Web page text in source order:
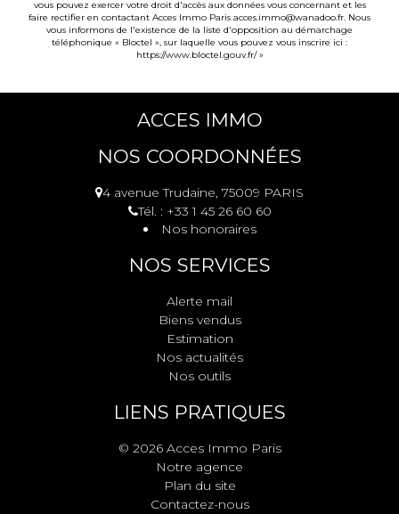
vous pouvez exercer votre droit d'accès aux données vous concernant et les
faire rectifier en contactant Acces Immo Paris acces.immo@wanadoo.fr. Nous
vous informons de l'existence de la liste d'opposition au démarchage
téléphonique « Bloctel », sur laquelle vous pouvez vous inscrire ici :
https://www.bloctel.gouv.fr/»
ACCES IMMO
NOS COORDONNÉES
4 avenue Trudaine, 75009 PARIS
Tél. : +33 1 45 26 60 60
Nos honoraires
NOS SERVICES
Alerte mail
Biens vendus
Estimation
Nos actualités
Nos outils
LIENS PRATIQUES
© 2026 Acces Immo Paris
Notre agence
Plan du site
Contactez-nous